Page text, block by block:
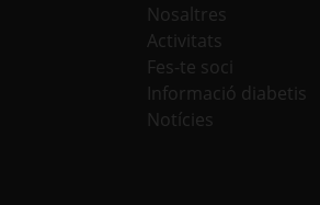
Nosaltres
Activitats
Fes-te soci
Informació diabetis
Notícies